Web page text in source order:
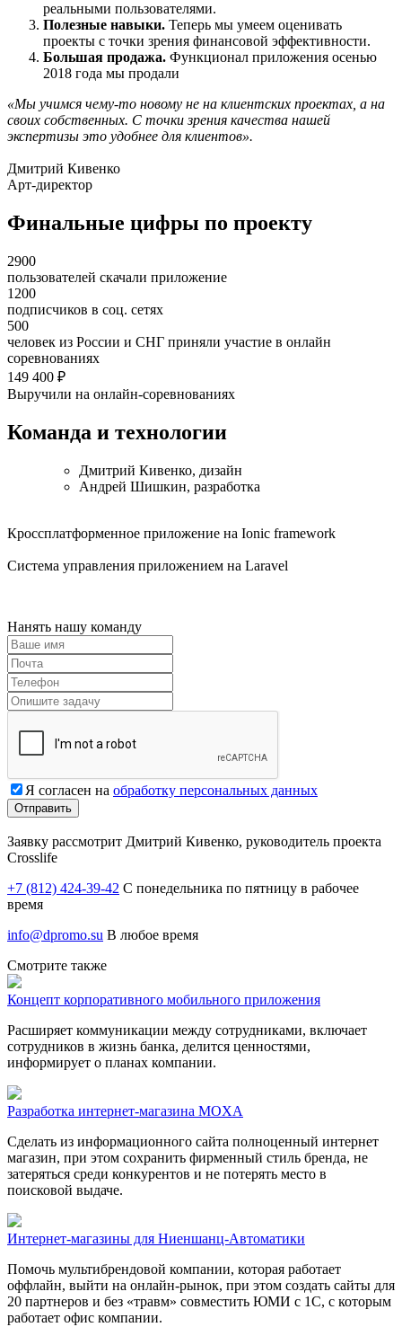
реальными пользователями.
Полезные навыки. Теперь мы умеем оценивать
проекты с точки зрения финансовой эффективности.
Большая продажа. Функционал приложения осенью
2018 года мы продали
«Мы учимся чему-то новому не на клиентских проектах, а на
своих собственных. С точки зрения качества нашей
экспертизы это удобнее для клиентов».
Дмитрий Кивенко
Арт-директор
Финальные цифры по проекту
2900
пользователей скачали приложение
1200
подписчиков в соц. сетях
500
человек из России и СНГ приняли участие в онлайн
соревнованиях
149 400 ₽
Выручили на онлайн-соревнованиях
Команда и технологии
Дмитрий Кивенко, дизайн
Андрей Шишкин, разработка
Кроссплатформенное приложение на Ionic framework
Система управления приложением на Laravel
Нанять нашу команду
Я согласен на обработку персональных данных
Заявку рассмотрит Дмитрий Кивенко, руководитель проекта
Crosslife
+7 (812) 424-39-42 С понедельника по пятницу в рабочее
время
info@dpromo.su В любое время
Смотрите также
Концепт корпоративного мобильного приложения
Расширяет коммуникации между сотрудниками, включает
сотрудников в жизнь банка, делится ценностями,
информирует о планах компании.
Разработка интернет-магазина MOXA
Сделать из информационного сайта полноценный интернет
магазин, при этом сохранить фирменный стиль бренда, не
затеряться среди конкурентов и не потерять место в
поисковой выдаче.
Интернет-магазины для Ниеншанц-Автоматики
Помочь мультибрендовой компании, которая работает
оффлайн, выйти на онлайн-рынок, при этом создать сайты для
20 партнеров и без «травм» совместить ЮМИ с 1С, с которым
работает офис компании.